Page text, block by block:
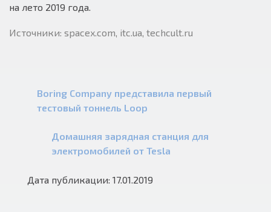
на лето 2019 года.
Источники: spacex.com, itc.ua, techcult.ru
Boring Company представила первый
тестовый тоннель Loop
Домашняя зарядная станция для
электромобилей от Tesla
Дата публикации: 17.01.2019